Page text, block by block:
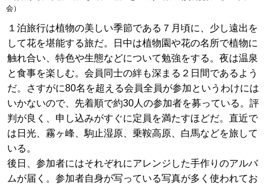
１泊旅行は植物の美しい季節である７月頃に、少し遠出を
して花を堪能する旅だ。日中は植物園や花の名所で植物に
触れ合い、特色や生態などについて勉強をする。夜は温泉
と食事を楽しむ。会員同士の絆も深まる２日間であるよう
だ。さすがに80名を超える会員全員が参加というわけには
いかないので、先着順で約30人の参加者を募っている。評
判が良く、申し込みがすぐに定員を満たすほどだ。直近で
は日光、霧ヶ峰、駒止湿原、乗鞍高原、白馬などを旅して
いる。
後日、参加者にはそれぞれにアレンジした手作りのアルバ
ムが届く。参加者自身が写っている写真が多く使われてお
会）